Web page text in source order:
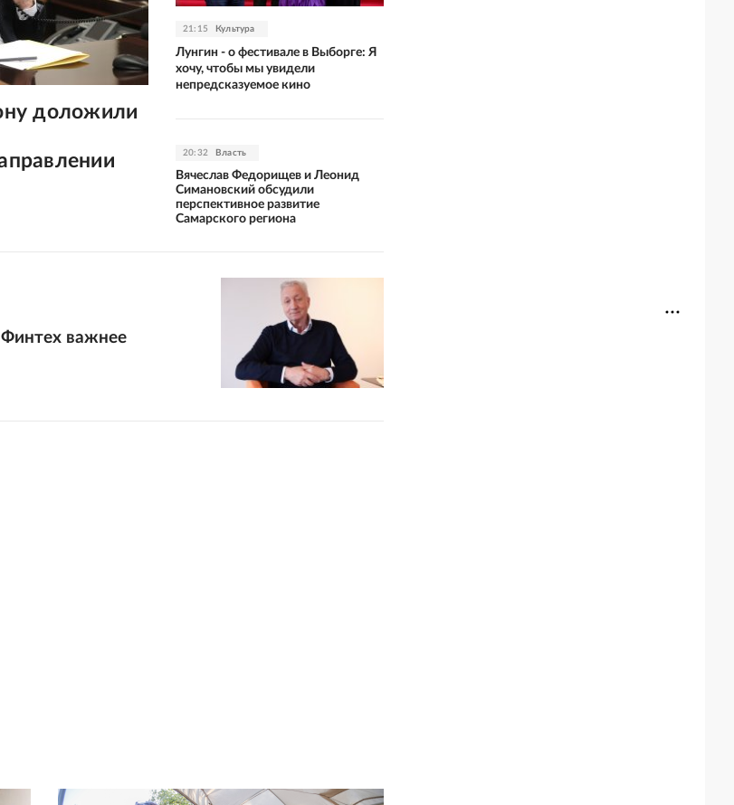
доложили
21:15 Культура
Лунгин - о фестивале в Выборге: Я
хочу, чтобы мы увидели
непредсказуемое кино
20:32 Власть
Вячеслав Федорищев и Леонид
Симановский обсудили
перспективное развитие
Самарского региона
важнее